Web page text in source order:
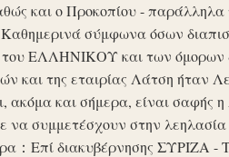
και ο Προκοπίου -
σύμφωνα όσων
ΕΛΛΗΝΙΚΟΥ και των όμορων
και της εταιρίας Λάτση
ακόμα και σήμερα, είναι σαφής
να συμμετέσχουν στην λεηλασία
：Επί διακυβέρνησης ΣΥΡΙΖΑ